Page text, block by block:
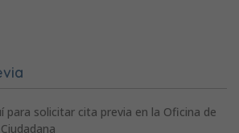
para solicitar cita previa en la Oficina de